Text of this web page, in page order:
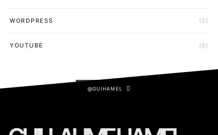
WORDPRESS (2)
YOUTUBE (9)
@GUIHAMEL